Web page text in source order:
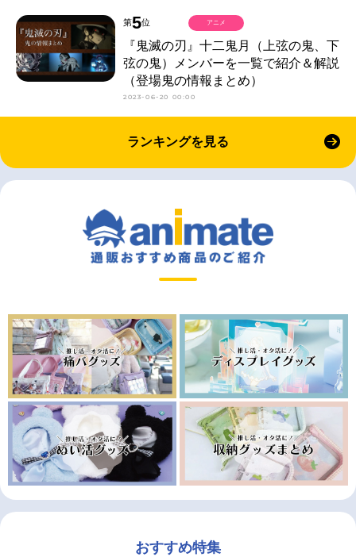
第5位
『鬼滅の刃』十二鬼月（上弦の鬼、下
弦の鬼）メンバーを一覧で紹介＆解説
（登場鬼の情報まとめ）
2023-06-20 00:00
アニメ
ランキングを見る
おすすめ特集